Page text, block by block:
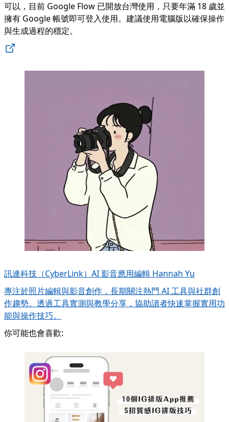
可以，目前 Google Flow 已開放台灣使用，只要年滿 18 歲並
擁有 Google 帳號即可登入使用。建議使用電腦版以確保操作
與生成過程的穩定。
訊連科技（CyberLink）AI 影音應用編輯 Hannah Yu
專注於照片編輯與影音創作，長期關注熱門 AI 工具與社群創
作趨勢。透過工具實測與教學分享，協助讀者快速掌握實用功
能與操作技巧。
你可能也會喜歡: